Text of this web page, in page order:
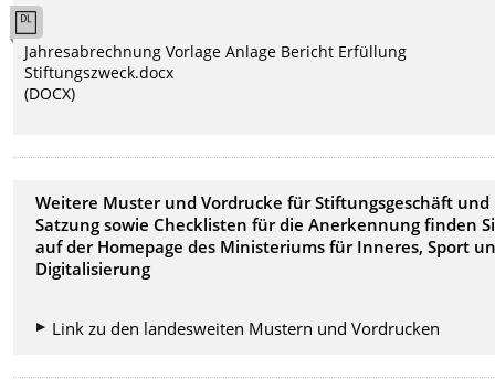
Jahresabrechnung Vorlage Anlage Bericht Erfüllung
Stiftungszweck.docx
(DOCX)
Weitere Muster und Vordrucke für Stiftungsgeschäft und
Satzung sowie Checklisten für die Anerkennung finden
auf der Homepage des Ministeriums für Inneres, Sport
Digitalisierung
Link zu den landesweiten Mustern und Vordrucken